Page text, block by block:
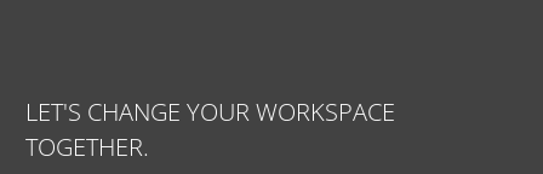
LET'S CHANGE YOUR WORKSPACE
TOGETHER.